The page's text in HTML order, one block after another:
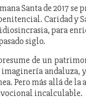
Santa de 2017
Caridad y
para
siglo.
de un
andaluza,
Pero más allá de la
incalculable.